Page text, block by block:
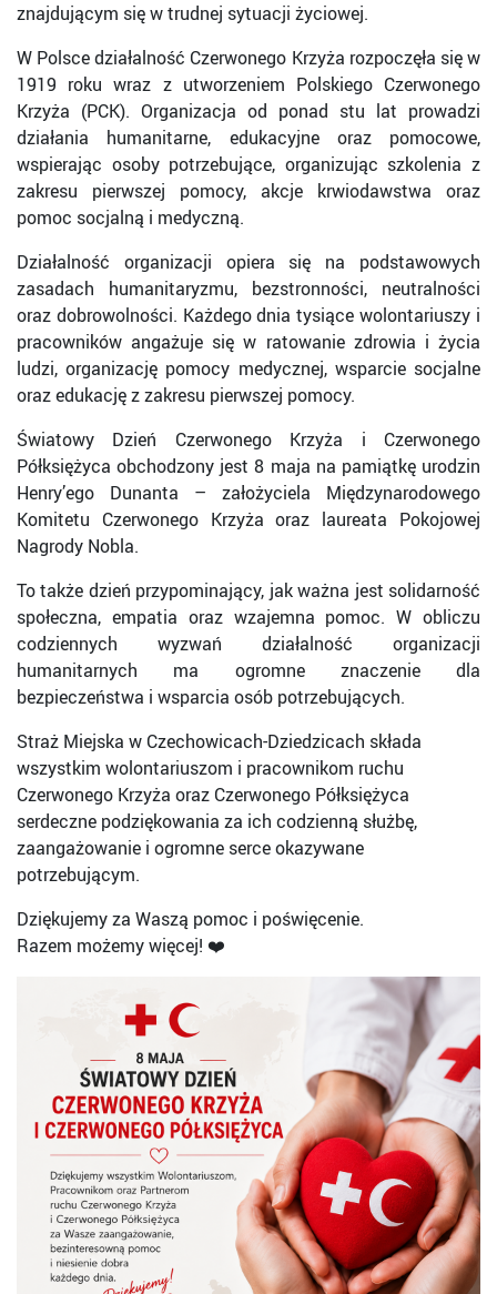
znajdującym się w trudnej sytuacji życiowej.
W Polsce działalność Czerwonego Krzyża rozpoczęła się w
1919 roku wraz z utworzeniem Polskiego Czerwonego
Krzyża (PCK). Organizacja od ponad stu lat prowadzi
działania humanitarne, edukacyjne oraz pomocowe,
wspierając osoby potrzebujące, organizując szkolenia z
zakresu pierwszej pomocy, akcje krwiodawstwa oraz
pomoc socjalną i medyczną.
Działalność organizacji opiera się na podstawowych
zasadach humanitaryzmu, bezstronności, neutralności
oraz dobrowolności. Każdego dnia tysiące wolontariuszy i
pracowników angażuje się w ratowanie zdrowia i życia
ludzi, organizację pomocy medycznej, wsparcie socjalne
oraz edukację z zakresu pierwszej pomocy.
Światowy Dzień Czerwonego Krzyża i Czerwonego
Półksiężyca obchodzony jest 8 maja na pamiątkę urodzin
Henry’ego Dunanta – założyciela Międzynarodowego
Komitetu Czerwonego Krzyża oraz laureata Pokojowej
Nagrody Nobla.
To także dzień przypominający, jak ważna jest solidarność
społeczna, empatia oraz wzajemna pomoc. W obliczu
codziennych wyzwań działalność organizacji
humanitarnych ma ogromne znaczenie dla
bezpieczeństwa i wsparcia osób potrzebujących.
Straż Miejska w Czechowicach-Dziedzicach składa
wszystkim wolontariuszom i pracownikom ruchu
Czerwonego Krzyża oraz Czerwonego Półksiężyca
serdeczne podziękowania za ich codzienną służbę,
zaangażowanie i ogromne serce okazywane
potrzebującym.
Dziękujemy za Waszą pomoc i poświęcenie.
Razem możemy więcej! ❤️